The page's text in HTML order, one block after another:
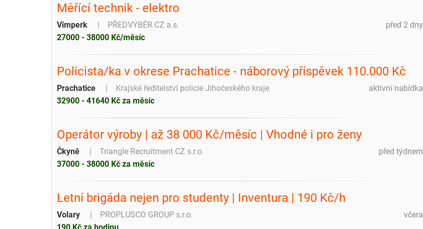
Měřící technik - elektro
před 2 dny
Vimperk
PŘEDVÝBĚR.CZ a.s.
27000 - 38000 Kč/měsíc
Policista/ka v okrese Prachatice - náborový příspěvek 110.000 Kč
aktivní nabídka
Prachatice
Krajské ředitelství policie Jihočeského kraje
32900 - 41640 Kč za měsíc
Operátor výroby | až 38 000 Kč/měsíc | Vhodné i pro ženy
před týdnem
Čkyně
Triangle Recruitment CZ s.r.o.
37000 - 38000 Kč za měsíc
Letní brigáda nejen pro studenty | Inventura | 190 Kč/h
včera
Volary
PROPLUSCO GROUP s.r.o.
190 Kč za hodinu